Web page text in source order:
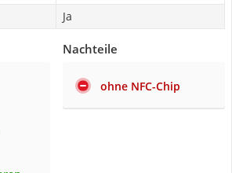
Ja
Nachteile
ohne NFC-Chip